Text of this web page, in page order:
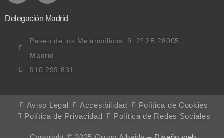
Delegación Madrid
Paseo de los Melancólicos, 9, 2º 2B 28005
Madrid
910 299 831
Aviso Legal Accesibilidad
Política de Cookies
Política de Privacidad
Política de Redes Sociales